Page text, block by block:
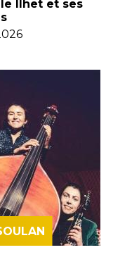
Ilhet et ses